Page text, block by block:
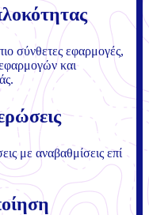
σύνθετες εφαρμογές,
και
με αναβαθμίσεις επί